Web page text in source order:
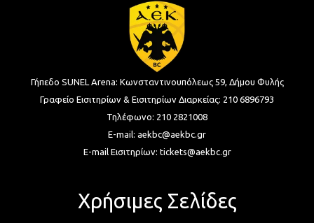
Γήπεδο SUNEL Arena: Κωνσταντινουπόλεως 59, Δήμου Φυλής
Γραφείο Εισιτηρίων & Εισιτηρίων Διαρκείας: 210 6896793
Τηλέφωνο: 210 2821008
E-mail: aekbc@aekbc.gr
E-mail Εισιτηρίων: tickets@aekbc.gr
Χρήσιμες Σελίδες